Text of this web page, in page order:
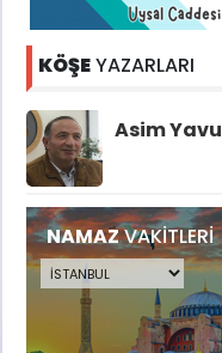
KÖŞEYAZARLARI
Asim
NAMAZVAKİTLERİ